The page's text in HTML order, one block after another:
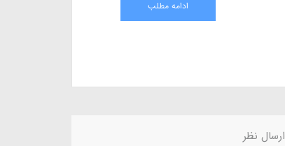
ادامه مطلب
ارسال نظر